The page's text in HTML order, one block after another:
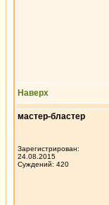
Наверх
мастер-бластер
Зарегистрирован:
24.08.2015
Суждений: 420